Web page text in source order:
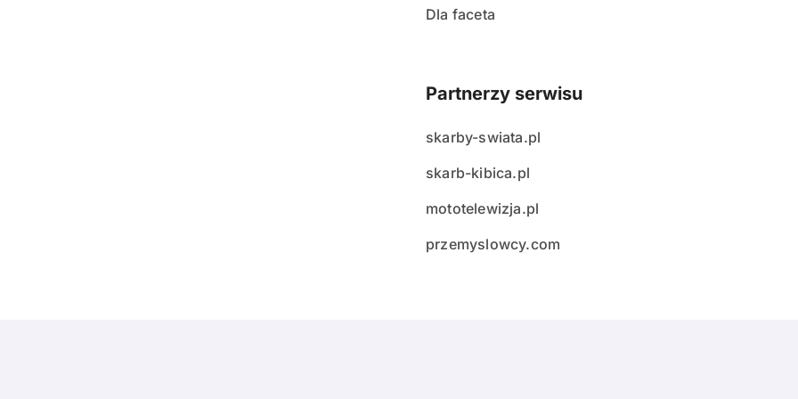
Dla faceta
Partnerzy serwisu
skarby-swiata.pl
skarb-kibica.pl
mototelewizja.pl
przemyslowcy.com